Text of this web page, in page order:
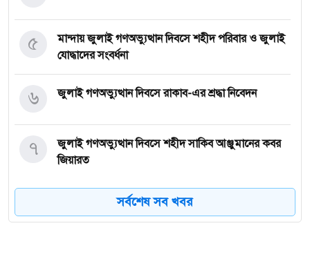
মান্দায় জুলাই গণঅভ্যুত্থান দিবসে শহীদ পরিবার ও জুলাই
যোদ্ধাদের সংবর্ধনা
৫
জুলাই গণঅভ্যুত্থান দিবসে রাকাব-এর শ্রদ্ধা নিবেদন
৬
জুলাই গণঅভ্যুত্থান দিবসে শহীদ সাকিব আঞ্জুমানের কবর
জিয়ারত
৭
সৌদি আরবের ৮ ট্যাংকারে হামলার দাবি হুথিদের
সর্বশেষ সব খবর